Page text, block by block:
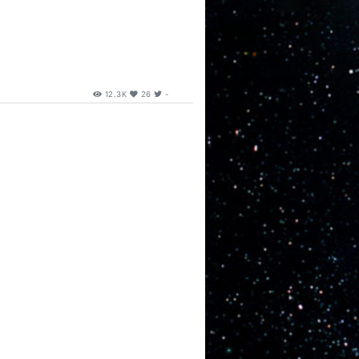
12.3K 26 -